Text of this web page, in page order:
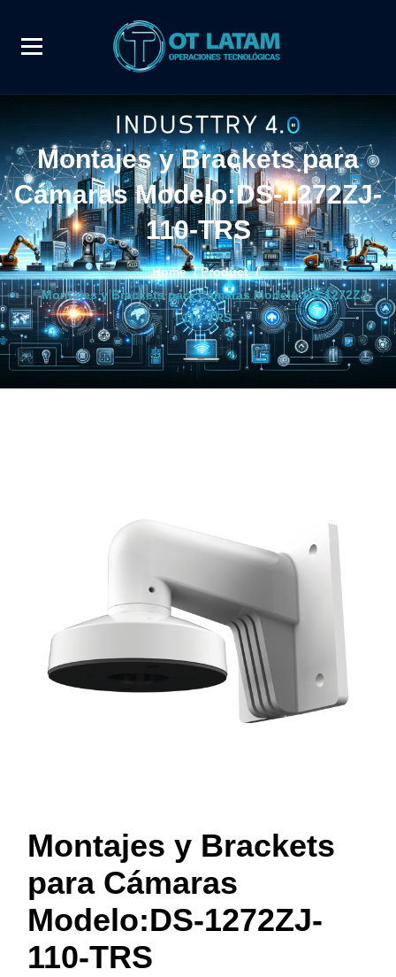
Montajes y Brackets para
Cámaras Modelo:DS-1272ZJ-
110-TRS
Home/Product/
Montajes y Brackets para Cámaras Modelo:DS-1272ZJ-
110-TRS
Montajes y Brackets
para Cámaras
Modelo:DS-1272ZJ-
110-TRS